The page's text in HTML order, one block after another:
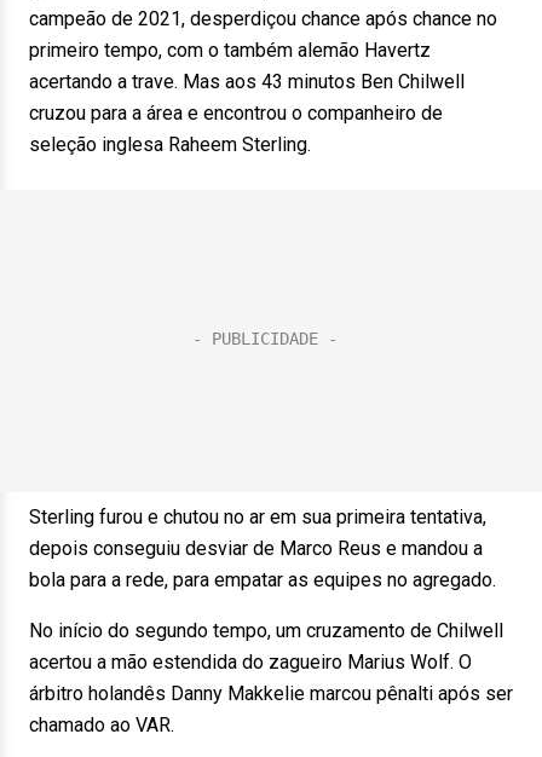
campeão de 2021, desperdiçou chance após chance no
primeiro tempo, com o também alemão Havertz
acertando a trave. Mas aos 43 minutos Ben Chilwell
cruzou para a área e encontrou o companheiro de
seleção inglesa Raheem Sterling.
Sterling furou e chutou no ar em sua primeira tentativa,
depois conseguiu desviar de Marco Reus e mandou a
bola para a rede, para empatar as equipes no agregado.
No início do segundo tempo, um cruzamento de Chilwell
acertou a mão estendida do zagueiro Marius Wolf. O
árbitro holandês Danny Makkelie marcou pênalti após ser
chamado ao VAR.